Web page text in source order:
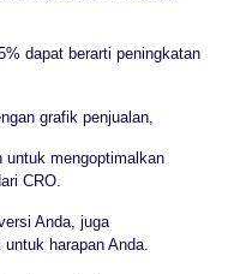
dapat berarti peningkatan
grafik penjualan,
untuk mengoptimalkan
CRO.
Anda, juga
harapan Anda.